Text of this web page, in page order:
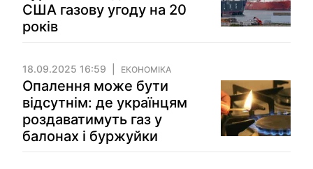
США газову угоду на 20
років
18.09.2025 16:59 ЕКОНОМІКА
Опалення може бути
відсутнім: де українцям
роздаватимуть газ у
балонах і буржуйки